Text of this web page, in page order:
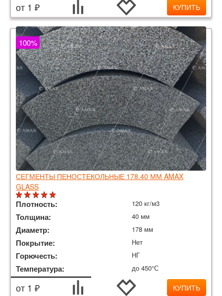
от 1 ₽ КУПИТЬ
СЕГМЕНТЫ ПЕНОСТЕКОЛЬНЫЕ 178.40 ММ AMAX
GLASS
100%
Плотность: 120 кг/м3
Толщина: 40 мм
Диаметр: 178 мм
Покрытие: Нет
Горючесть: НГ
Температура: до 450°С
от 1 ₽ КУПИТЬ